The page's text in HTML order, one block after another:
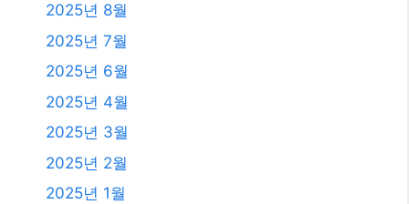
2025년 8월
2025년 7월
2025년 6월
2025년 4월
2025년 3월
2025년 2월
2025년 1월